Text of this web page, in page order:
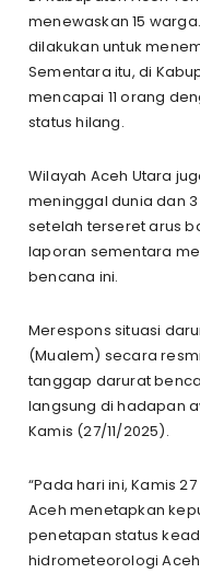
menewaskan 15
dilakukan untuk
Sementara itu, di
mencapai 11 orang
status hilang.
Wilayah Aceh Utara
meninggal dunia dan
setelah terseret arus
laporan sementara
bencana ini.
Merespons situasi
(Mualem) secara
tanggap darurat
langsung di hadapan
Kamis (27/11/2025).
“Pada hari ini, Kamis
Aceh menetapkan
penetapan status
hidrometeorologi